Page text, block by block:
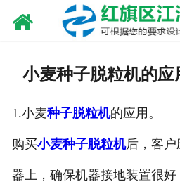
小麦种子脱粒机的应
1.小麦种子脱粒机的应用。
购买小麦种子脱粒机后，客户
器上，确保机器接地装置很